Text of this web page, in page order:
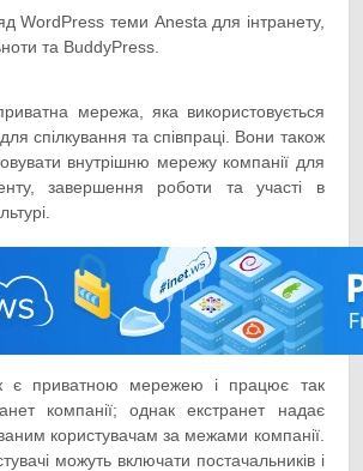
WordPress теми Anesta для інтранету,
та BuddyPress.
мережа, яка використовується
спілкування та співпраці. Вони також
внутрішню мережу компанії для
завершення роботи та участі в
є приватною мережею і працює так
компанії; однак екстранет надає
користувачам за межами компанії.
можуть включати постачальників і